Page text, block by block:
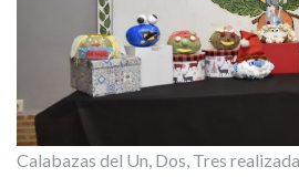
Calabazas del Un, Dos, Tres